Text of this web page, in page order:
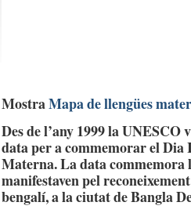
MostraMapa de llengües
Des de l’any 1999 la UNESCO
data per a commemorar el
Materna. La data commemora
manifestaven pel
bengalí, a la ciutat de Bangla